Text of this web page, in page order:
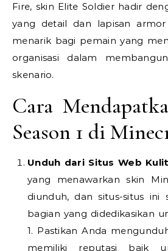
Fire, skin Elite Soldier hadir
yang detail dan lapisan
menarik bagi pemain yang
organisasi dalam
skenario.
Cara
Season 1 di
Unduh dari Situs Web
yang menawarkan skin
diunduh, dan situs-situs ini
bagian yang didedikasikan
1. Pastikan Anda
memiliki reputasi baik